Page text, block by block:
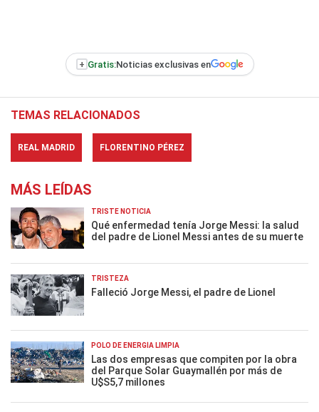
+ Gratis:Noticias exclusivas en
TEMAS RELACIONADOS
REAL MADRID FLORENTINO PÉREZ
MÁS LEÍDAS
TRISTE NOTICIA
Qué enfermedad tenía Jorge Messi: la salud
del padre de Lionel Messi antes de su muerte
TRISTEZA
Falleció Jorge Messi, el padre de Lionel
POLO DE ENERGÍA LIMPIA
Las dos empresas que compiten por la obra
del Parque Solar Guaymallén por más de
U$S5,7 millones